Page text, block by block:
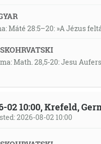
Máté 28:5–20: »A Jézus
Math. 28,5-20: Jesu
02 10:00, Krefeld,
2026-08-02 10:00